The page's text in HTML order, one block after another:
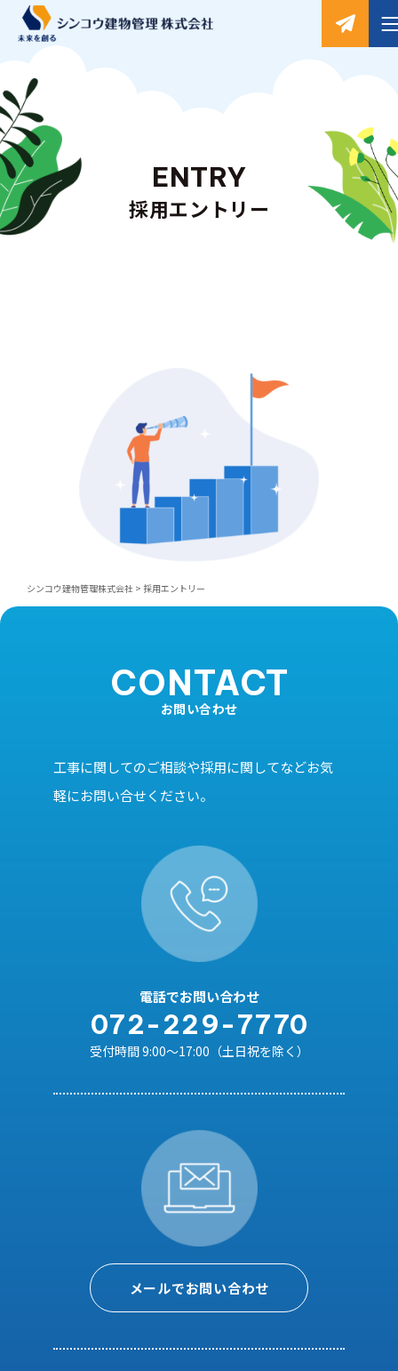
ENTRY
採用エントリー
シンコウ建物管理株式会社 > 採用エントリー
CONTACT
お問い合わせ
工事に関してのご相談や採用に関してなどお気
軽にお問い合せください。
電話でお問い合わせ
072-229-7770
受付時間 9:00～17:00（土日祝を除く）
メールでお問い合わせ